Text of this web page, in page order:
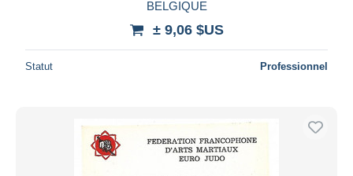
BELGIQUE
± 9,06 $US
Statut Professionnel